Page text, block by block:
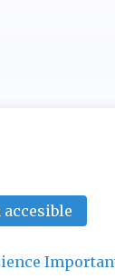
accesible